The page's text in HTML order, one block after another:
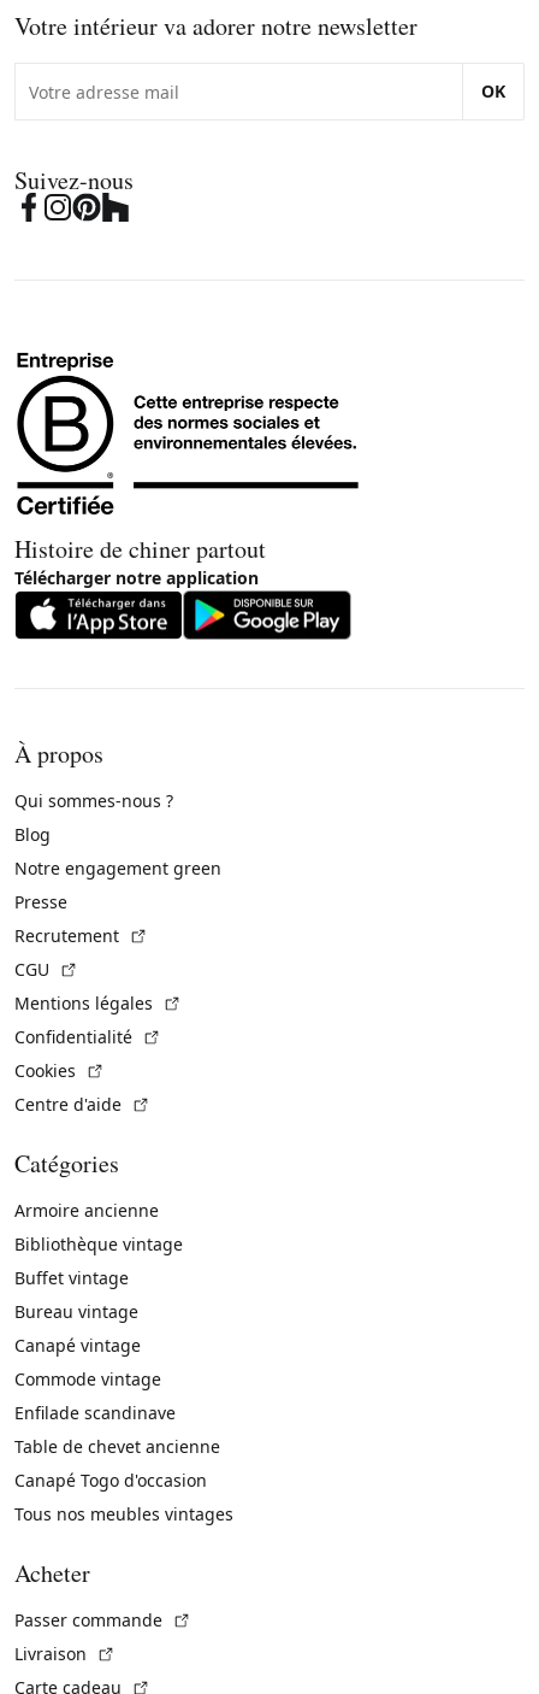
Votre intérieur va adorer notre newsletter
OK
Suivez-nous
Histoire de chiner partout
Télécharger notre application
À propos
Qui sommes-nous ?
Blog
Notre engagement green
Presse
Recrutement
CGU
Mentions légales
Confidentialité
Cookies
Centre d'aide
Catégories
Armoire ancienne
Bibliothèque vintage
Buffet vintage
Bureau vintage
Canapé vintage
Commode vintage
Enfilade scandinave
Table de chevet ancienne
Canapé Togo d'occasion
Tous nos meubles vintages
Acheter
Passer commande
Livraison
Carte cadeau